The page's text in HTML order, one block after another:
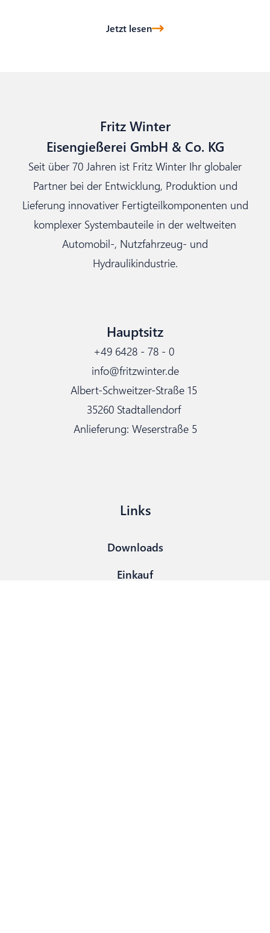
Jetzt lesen
Fritz Winter
Eisengießerei GmbH & Co. KG
Seit über 70 Jahren ist Fritz Winter Ihr globaler
Partner bei der Entwicklung, Produktion und
Lieferung innovativer Fertigteilkomponenten und
komplexer Systembauteile in der weltweiten
Automobil-, Nutzfahrzeug- und
Hydraulikindustrie.
Hauptsitz
+49 6428 - 78 - 0
info@fritzwinter.de
Albert-Schweitzer-Straße 15
35260 Stadtallendorf
Anlieferung: Weserstraße 5
Links
Downloads
Einkauf